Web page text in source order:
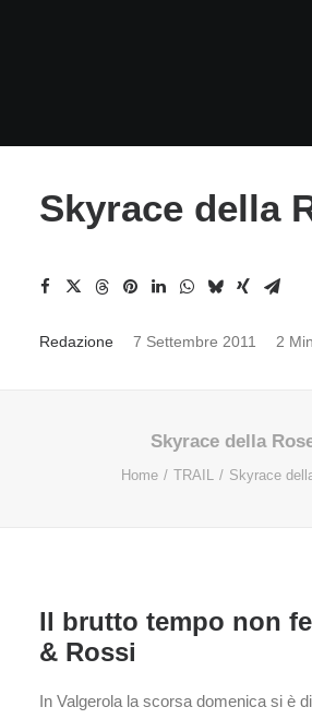
Skyrace della
Redazione 7 Settembre 2011 2
Skyrace della
Home TRAIL Skyrace
Il brutto tempo non
& Rossi
In Valgerola la scorsa domenica si è